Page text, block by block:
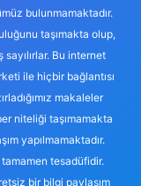
bulunmamaktadır.
taşımakta olup,
Bu internet
ile hiçbir bağlantısı
makaleler
niteliği taşımamakta
yapılmamaktadır.
tesadüfidir.
bir bilgi paylaşım